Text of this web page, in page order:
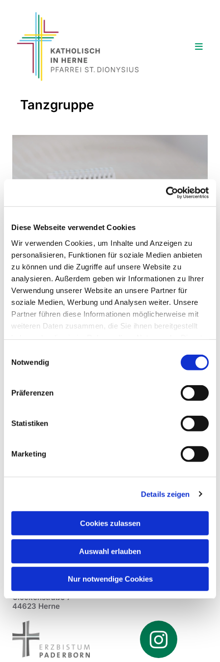
Diese Webseite verwendet Cookies
Wir verwenden Cookies, um Inhalte und Anzeigen zu
personalisieren, Funktionen für soziale Medien anbieten
zu können und die Zugriffe auf unsere Website zu
analysieren. Außerdem geben wir Informationen zu Ihrer
Verwendung unserer Website an unsere Partner für
soziale Medien, Werbung und Analysen weiter. Unsere
Partner führen diese Informationen möglicherweise mit
weiteren Daten zusammen, die Sie ihnen bereitgestellt
Notwendig
Präferenzen
Statistiken
Marketing
Details zeigen
Cookies zulassen
Auswahl erlauben
Nur notwendige Cookies
Tanzgruppe
Dienstag, 28. Juli 2026, 19:00 Uhr
St. Pius Gemeindehaus, Werftstr.
Glockenstraße 7
44623 Herne